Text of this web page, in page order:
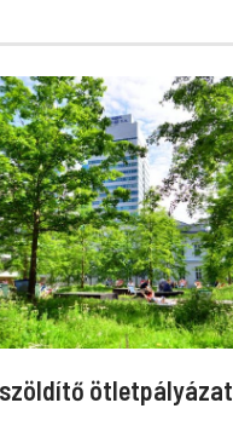
ötletpályázat